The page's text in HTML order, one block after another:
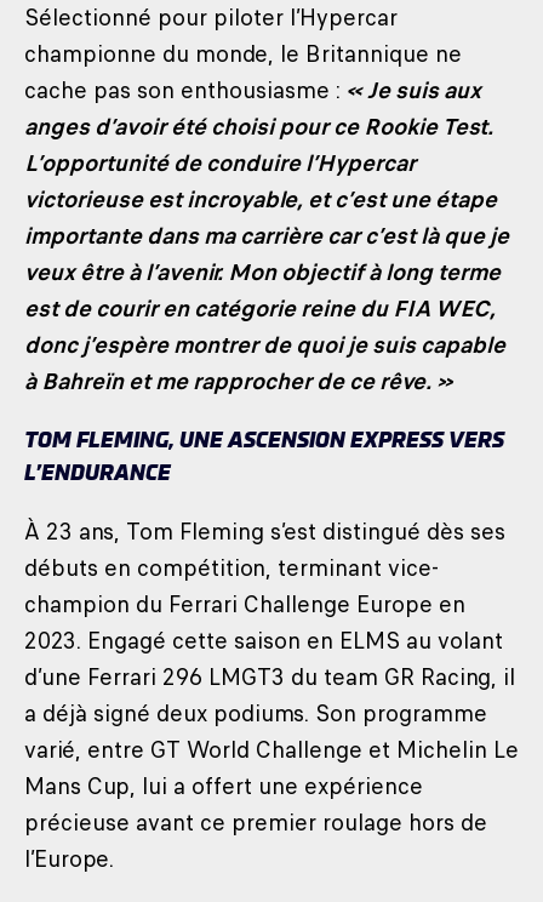
Sélectionné pour piloter l’Hypercar
championne du monde, le Britannique ne
cache pas son enthousiasme : « Je suis aux
anges d’avoir été choisi pour ce Rookie Test.
L’opportunité de conduire l’Hypercar
victorieuse est incroyable, et c’est une étape
importante dans ma carrière car c’est là que je
veux être à l’avenir. Mon objectif à long terme
est de courir en catégorie reine du FIA WEC,
donc j’espère montrer de quoi je suis capable
à Bahreïn et me rapprocher de ce rêve. »
TOM FLEMING, UNE ASCENSION EXPRESS VERS
L’ENDURANCE
À 23 ans, Tom Fleming s’est distingué dès ses
débuts en compétition, terminant vice-
champion du Ferrari Challenge Europe en
2023. Engagé cette saison en ELMS au volant
d’une Ferrari 296 LMGT3 du team GR Racing, il
a déjà signé deux podiums. Son programme
varié, entre GT World Challenge et Michelin Le
Mans Cup, lui a offert une expérience
précieuse avant ce premier roulage hors de
l’Europe.